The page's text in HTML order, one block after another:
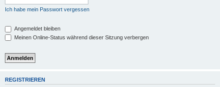
Ich habe mein Passwort vergessen
Angemeldet bleiben
Meinen Online-Status während dieser Sitzung verbergen
REGISTRIEREN